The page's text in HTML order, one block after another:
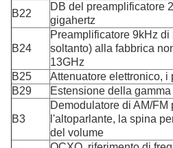
B22
DB del preamplificatore
gigahertz
B24
Preamplificatore 9kHz
soltanto) alla fabbrica
13GHz
B25
Attenuatore elettronico, i
B29
Estensione della
B3
Demodulatore di AM/
l'altoparlante, la spina
del volume